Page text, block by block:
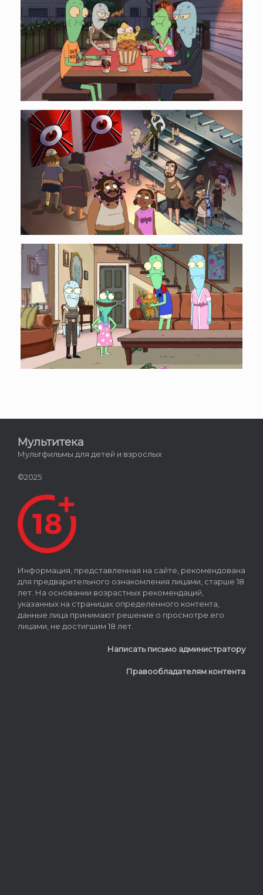
Мультитека
Мультфильмы для детей и взрослых
©2025
Информация, представленная на сайте, рекомендована
для предварительного ознакомления лицами, старше 18
лет. На основании возрастных рекомендаций,
указанных на страницах определенного контента,
данные лица принимают решение о просмотре его
лицами, не достигшим 18 лет.
Написать письмо администратору
Правообладателям контента